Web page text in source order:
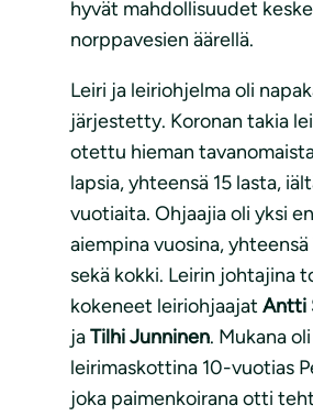
hyvät mahdollisuudet
norppavesien äärellä.
Leiri ja leiriohjelma oli
järjestetty. Koronan takia
otettu hieman
lapsia, yhteensä 15 lasta,
vuotiaita. Ohjaajia oli yksi
aiempina vuosina,
sekä kokki. Leirin johtajina
kokeneet leiriohjaajat Antti
jaTilhi Junninen. Mukana
leirimaskottina 10-vuotias
joka paimenkoirana otti